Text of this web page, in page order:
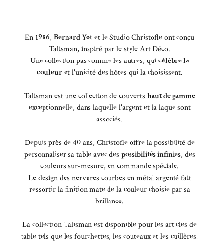
En 1986, Bernard Yotet le Studio Christofle ont conçu
Talisman, inspiré par le style Art Déco.
Une collection pas comme les autres, quicélèbre la
couleuret l'unicité des hôtes qui la choisissent.
Talisman est une collection de couverts haut de gamme
exceptionnelle, dans laquelle l'argent et la laque sont
associés.
Depuis près de 40 ans, Christofle offre la possibilité de
personnaliser sa table avec des possibilités infinies, des
couleurs sur-mesure, en commande spéciale.
Le design des nervures courbes en métal argenté fait
ressortir la finition mate de la couleur choisie par sa
brillance.
La collection Talisman est disponible pour les articles de
table tels que les fourchettes, les couteaux et les cuillères,